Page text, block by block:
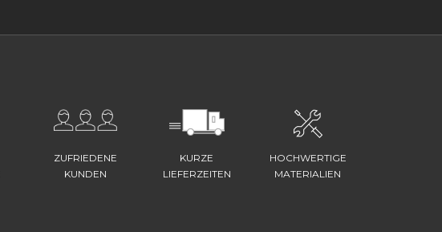
ZUFRIEDENE
KUNDEN
KURZE
LIEFERZEITEN
HOCHWERTIGE
MATERIALIEN